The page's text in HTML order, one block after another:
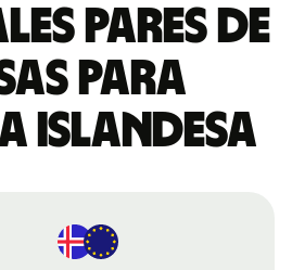
pares de
para
islandesa